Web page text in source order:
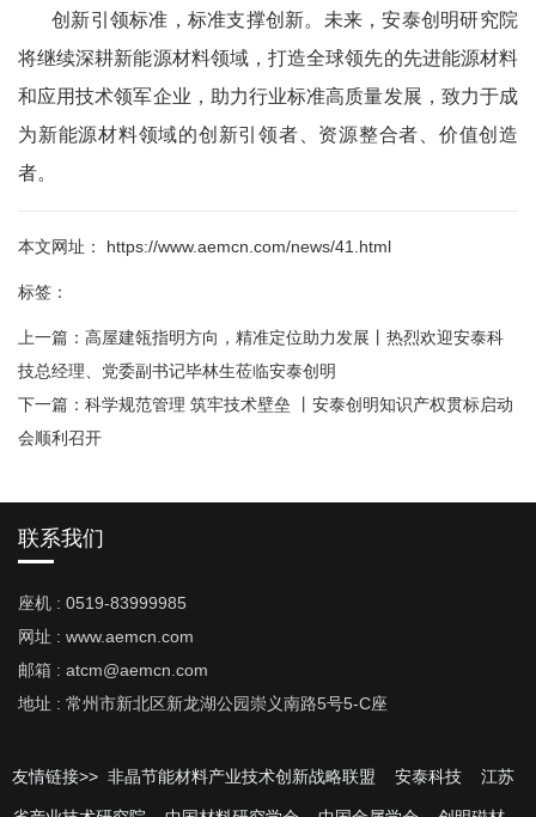
创新引领标准，标准支撑创新。未来，安泰创明研究院
将继续深耕新能源材料领域，打造全球领先的先进能源材料
和应用技术领军企业，助力行业标准高质量发展，致力于成
为新能源材料领域的创新引领者、资源整合者、价值创造
者。
本文网址： https://www.aemcn.com/news/41.html
标签：
上一篇： 高屋建瓴指明方向，精准定位助力发展丨热烈欢迎安泰科
技总经理、党委副书记毕林生莅临安泰创明
下一篇： 科学规范管理 筑牢技术壁垒 丨安泰创明知识产权贯标启动
会顺利召开
联系我们
座机 : 0519-83999985
网址 : www.aemcn.com
邮箱 : atcm@aemcn.com
地址 : 常州市新北区新龙湖公园崇义南路5号5-C座
友情链接>> 非晶节能材料产业技术创新战略联盟 安泰科技 江苏